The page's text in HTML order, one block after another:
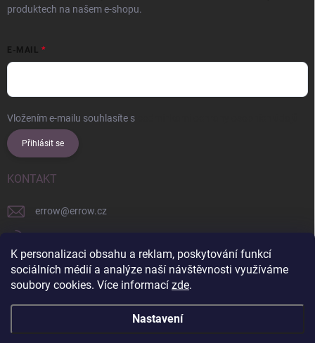
K personalizaci obsahu a reklam, poskytování funkcí
sociálních médií a analýze naší návštěvnosti využíváme
soubory cookies. Více informací zde.
Nastavení
produktech na našem e-shopu.
E-MAIL
Vložením e-mailu souhlasíte s
Přihlásit se
KONTAKT
errow@errow.cz
explore/locations/957228892/